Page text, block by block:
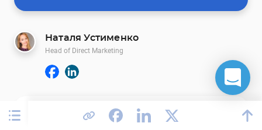
Наталя Устименко
Head of Direct Marketing
Коментарі